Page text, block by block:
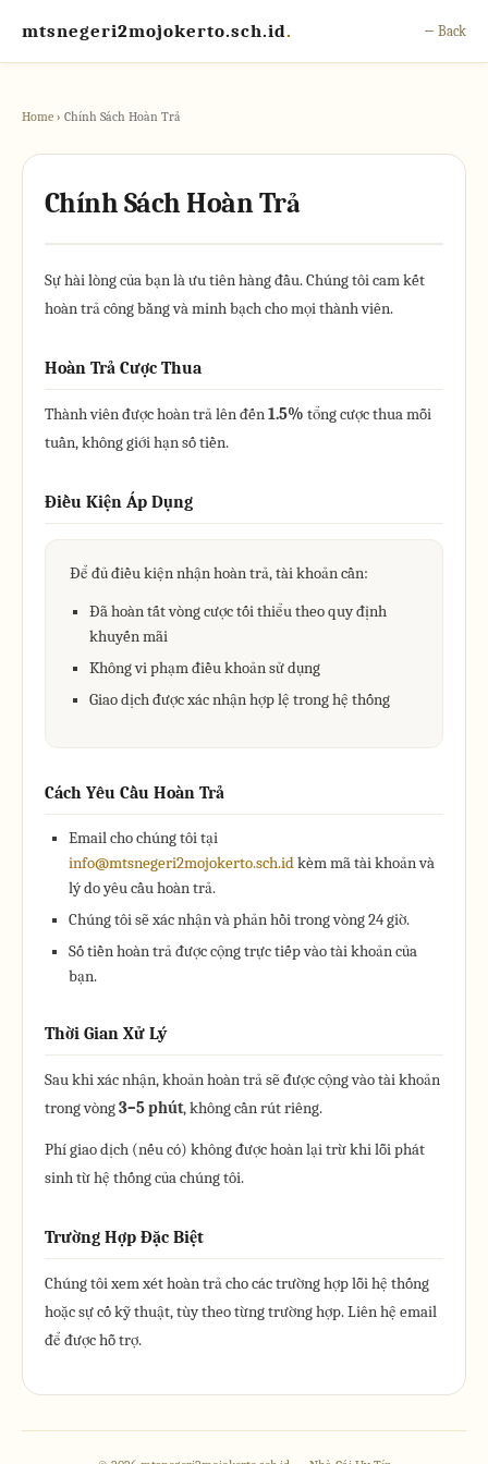
mtsnegeri2mojokerto.sch.id. ← Back
Home › Chính Sách Hoàn Trả
Chính Sách Hoàn Trả
Sự hài lòng của bạn là ưu tiên hàng đầu. Chúng tôi cam kết
hoàn trả công bằng và minh bạch cho mọi thành viên.
Hoàn Trả Cược Thua
Thành viên được hoàn trả lên đến1.5% tổng cược thua mỗi
tuần, không giới hạn số tiền.
Điều Kiện Áp Dụng
Để đủ điều kiện nhận hoàn trả, tài khoản cần:
Đã hoàn tất vòng cược tối thiểu theo quy định
khuyến mãi
Không vi phạm điều khoản sử dụng
Giao dịch được xác nhận hợp lệ trong hệ thống
Cách Yêu Cầu Hoàn Trả
Email cho chúng tôi tại
info@mtsnegeri2mojokerto.sch.idkèm mã tài khoản và
lý do yêu cầu hoàn trả.
Chúng tôi sẽ xác nhận và phản hồi trong vòng 24 giờ.
Số tiền hoàn trả được cộng trực tiếp vào tài khoản của
bạn.
Thời Gian Xử Lý
Sau khi xác nhận, khoản hoàn trả sẽ được cộng vào tài khoản
trong vòng3–5 phút, không cần rút riêng.
Phí giao dịch (nếu có) không được hoàn lại trừ khi lỗi phát
sinh từ hệ thống của chúng tôi.
Trường Hợp Đặc Biệt
Chúng tôi xem xét hoàn trả cho các trường hợp lỗi hệ thống
hoặc sự cố kỹ thuật, tùy theo từng trường hợp. Liên hệ email
để được hỗ trợ.